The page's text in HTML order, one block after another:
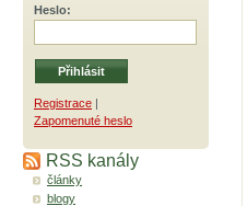
Heslo:
Registrace |
Zapomenuté heslo
RSS kanály
články
blogy